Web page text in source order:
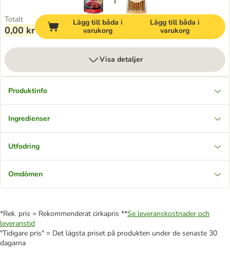
Totalt
0,00 kr
Lägg till båda i
varukorg
Lägg till båda i
varukorg
Visa detaljer
Produktinfo
Ingredienser
Utfodring
Omdömen
*Rek. pris = Rekommenderat cirkapris **Se leveranskostnader och
leveranstid
"Tidigare pris" = Det lägsta priset på produkten under de senaste 30
dagarna